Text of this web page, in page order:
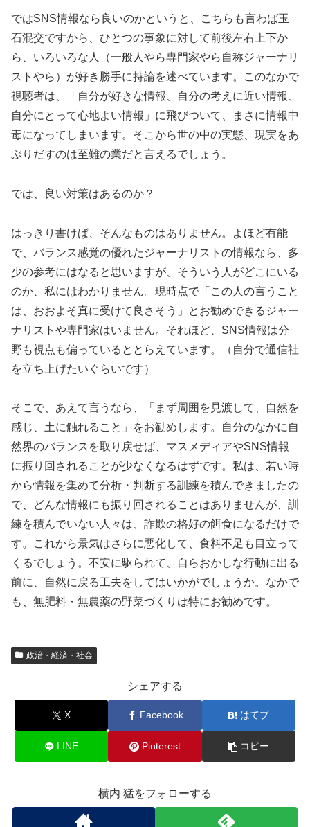
ではSNS情報なら良いのかというと、こちらも言わば玉
石混交ですから、ひとつの事象に対して前後左右上下か
ら、いろいろな人（一般人やら専門家やら自称ジャーナリ
ストやら）が好き勝手に持論を述べています。このなかで
視聴者は、「自分が好きな情報、自分の考えに近い情報、
自分にとって心地よい情報」に飛びついて、まさに情報中
毒になってしまいます。そこから世の中の実態、現実をあ
ぶりだすのは至難の業だと言えるでしょう。
では、良い対策はあるのか？
はっきり書けば、そんなものはありません。よほど有能
で、バランス感覚の優れたジャーナリストの情報なら、多
少の参考にはなると思いますが、そういう人がどこにいる
のか、私にはわかりません。現時点で「この人の言うこと
は、おおよそ真に受けて良さそう」とお勧めできるジャー
ナリストや専門家はいません。それほど、SNS情報は分
野も視点も偏っているととらえています。（自分で通信社
を立ち上げたいぐらいです）
そこで、あえて言うなら、「まず周囲を見渡して、自然を
感じ、土に触れること」をお勧めします。自分のなかに自
然界のバランスを取り戻せば、マスメディアやSNS情報
に振り回されることが少なくなるはずです。私は、若い時
から情報を集めて分析・判断する訓練を積んできましたの
で、どんな情報にも振り回されることはありませんが、訓
練を積んでいない人々は、詐欺の格好の餌食になるだけで
す。これから景気はさらに悪化して、食料不足も目立って
くるでしょう。不安に駆られて、自らおかしな行動に出る
前に、自然に戻る工夫をしてはいかがでしょうか。なかで
も、無肥料・無農薬の野菜づくりは特にお勧めです。
政治・経済・社会
シェアする
X Facebook はてブ
LINE Pinterest コピー
横内 猛をフォローする